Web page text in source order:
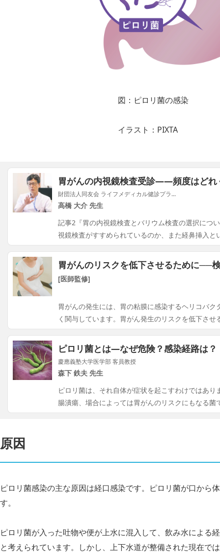
図：ピロリ菌の感染
イラスト：PIXTA
胃がんの内視鏡検査受診――頻度はどれ
財団法人同友会 ライフメディカル健診プラ...
高橋 大介 先生
記事2『胃の内視鏡検査とバリウム検査の選択につ
視鏡検査がすすめられているのか、また経鼻挿入と
胃がんのリスクを低下させるために──
[医師監修]
胃がんの発生には、胃の粘膜に感染するヘリコバ
く関与しています。胃がん発生のリスクを低下させ
ピロリ菌とは―なぜ危険？感染経路は？
慶應義塾大学医学部 客員教授
森下 鉄夫 先生
ピロリ菌は、それ自体が症状を起こすわけではあ
腸潰瘍、場合によっては胃がんのリスクにもなる菌
原因
ピロリ菌感染の主な原因は経口感染です。ピロリ菌が口から
す。
ピロリ菌が入った吐物や便が上水に混入して、飲み水による
と考えられています。しかし、上下水道が整備された現在で